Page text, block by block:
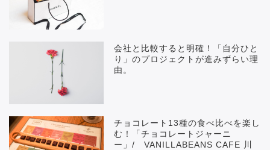
会社と比較すると明確！「自分ひと
り」のプロジェクトが進みずらい理
由。
チョコレート13種の食べ比べを楽し
む！「チョコレートジャーニ
ー」/ VANILLABEANS CAFE 川